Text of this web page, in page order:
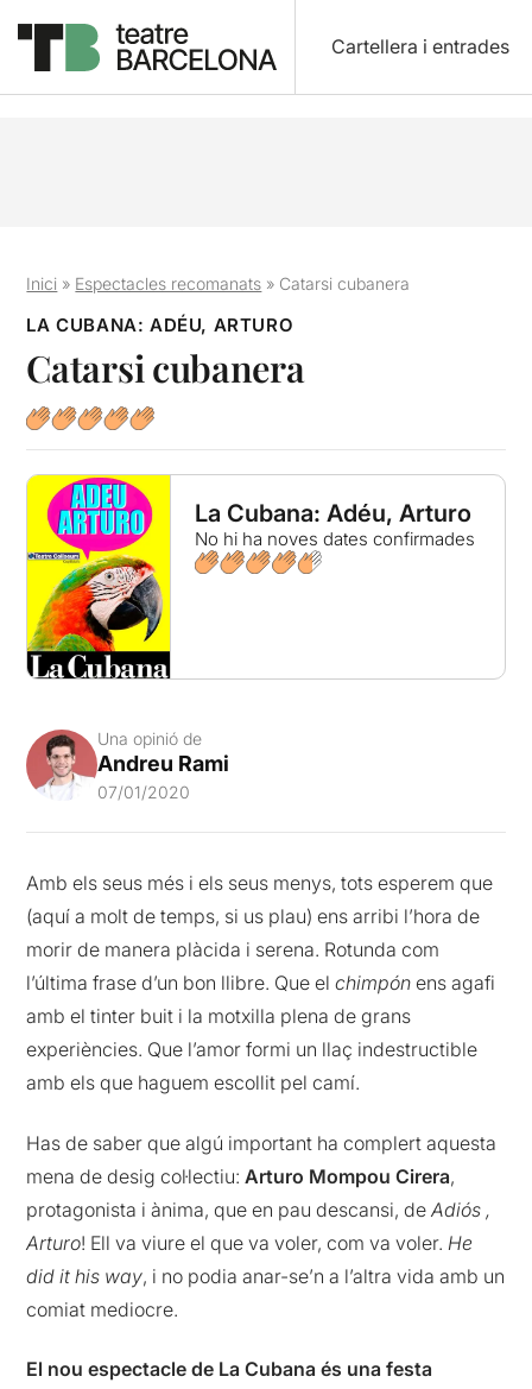
Cartellera i entrades
Inici » Espectacles recomanats » Catarsi cubanera
LA CUBANA: ADÉU, ARTURO
Catarsi cubanera
La Cubana: Adéu, Arturo
No hi ha noves dates confirmades
Una opinió de
Andreu Rami
07/01/2020
Amb els seus més i els seus menys, tots esperem que
(aquí a molt de temps, si us plau) ens arribi l’hora de
morir de manera plàcida i serena. Rotunda com
l’última frase d’un bon llibre. Que elchimpón ens agafi
amb el tinter buit i la motxilla plena de grans
experiències. Que l’amor formi un llaç indestructible
amb els que haguem escollit pel camí.
Has de saber que algú important ha complert aquesta
mena de desig col·lectiu:Arturo Mompou Cirera,
protagonista i ànima, que en pau descansi, deAdiós ,
Arturo! Ell va viure el que va voler, com va voler. He
did it his way, i no podia anar-se’n a l’altra vida amb un
comiat mediocre.
El nou espectacle de La Cubana és una festa